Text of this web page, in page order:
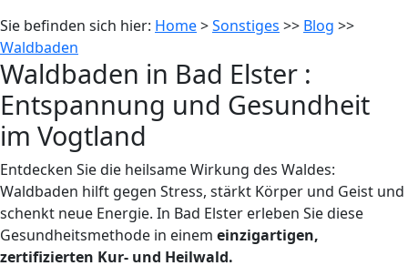
Sie befinden sich hier: Home>Sonstiges >> Blog >>
Waldbaden
Waldbaden in Bad Elster :
Entspannung und Gesundheit
im Vogtland
Entdecken Sie die heilsame Wirkung des Waldes:
Waldbaden hilft gegen Stress, stärkt Körper und Geist und
schenkt neue Energie. In Bad Elster erleben Sie diese
Gesundheitsmethode in einem einzigartigen,
zertifizierten Kur- und Heilwald.